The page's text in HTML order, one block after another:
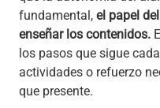
fundamental, el papel
enseñar los contenidos.
los pasos que sigue
actividades o refuerzo
que presente.